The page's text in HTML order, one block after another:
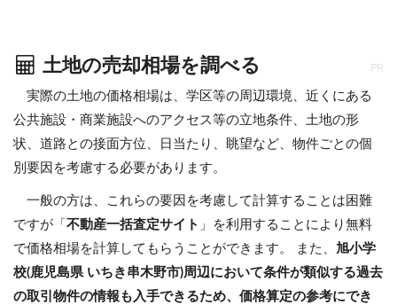
土地の売却相場を調べる PR
実際の土地の価格相場は、学区等の周辺環境、近くにある
公共施設・商業施設へのアクセス等の立地条件、土地の形
状、道路との接面方位、日当たり、眺望など、物件ごとの個
別要因を考慮する必要があります。
一般の方は、これらの要因を考慮して計算することは困難
ですが「 不動産一括査定サイト 」を利用することにより無料
で価格相場を計算してもらうことができます。 また、 旭小学
校(鹿児島県 いちき串木野市)周辺において条件が類似する過去
の取引物件の情報も入手できるため、価格算定の参考にでき